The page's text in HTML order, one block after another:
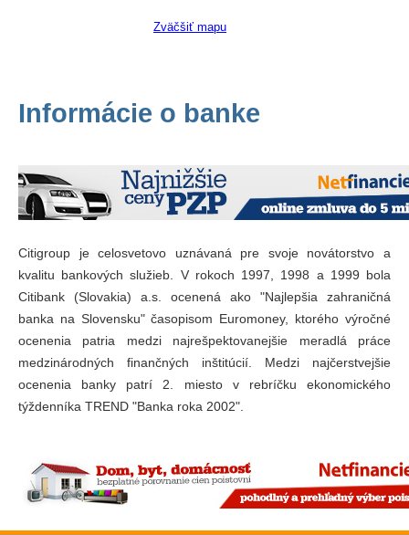
Zväčšiť mapu
Informácie o banke
Citigroup je celosvetovo uznávaná pre svoje novátorstvo a
kvalitu bankových služieb. V rokoch 1997, 1998 a 1999 bola
Citibank (Slovakia) a.s. ocenená ako "Najlepšia zahraničná
banka na Slovensku" časopisom Euromoney, ktorého výročné
ocenenia patria medzi najrešpektovanejšie meradlá práce
medzinárodných finančných inštitúcií. Medzi najčerstvejšie
ocenenia banky patrí 2. miesto v rebríčku ekonomického
týždenníka TREND "Banka roka 2002".